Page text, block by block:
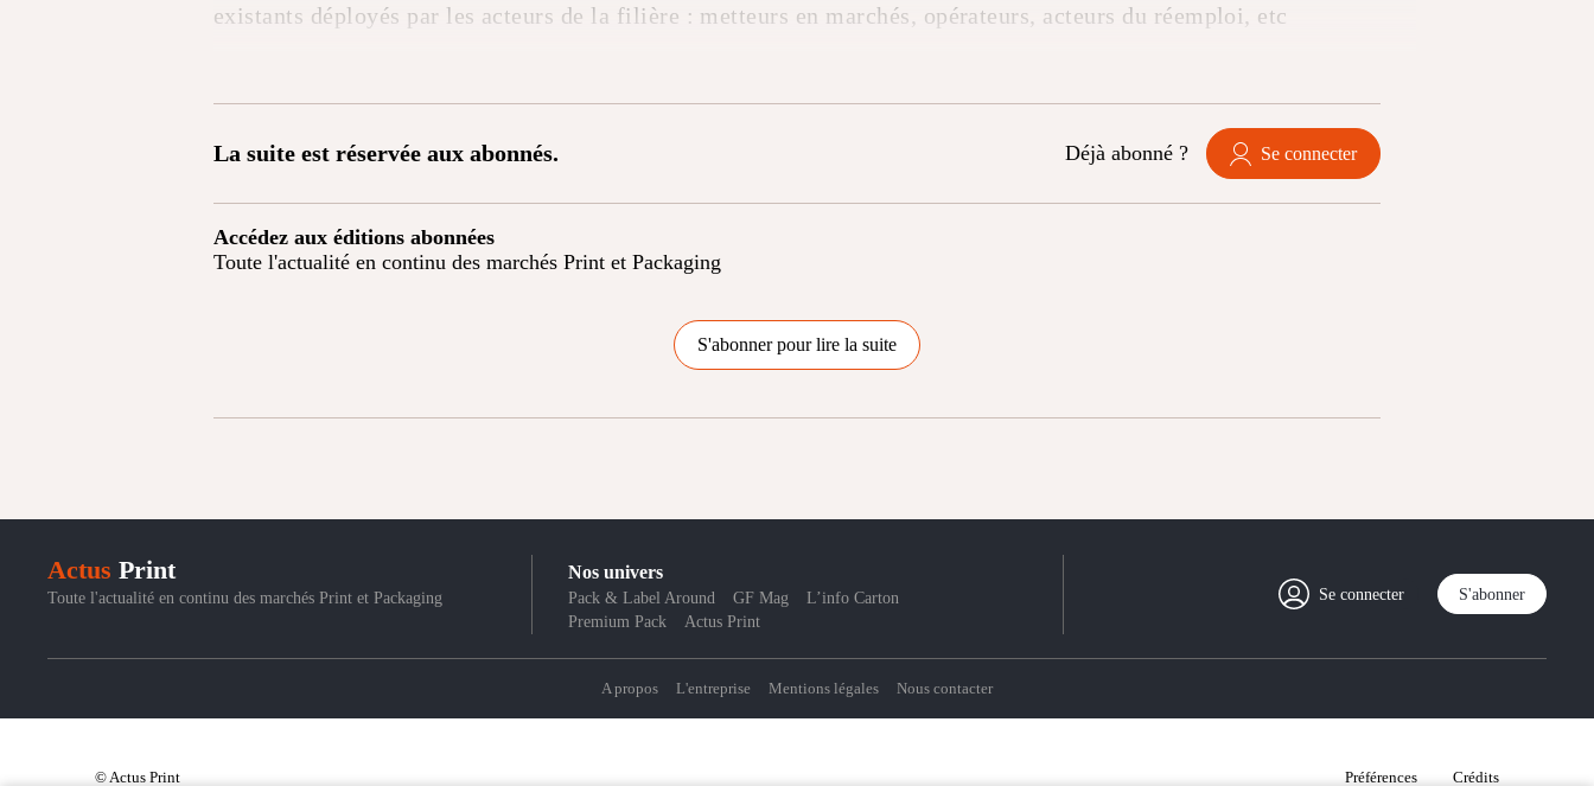
existants déployés par les acteurs de la filière : metteurs en marchés, opérateurs, acteurs du réemploi, etc
La suite est réservée aux abonnés. Déjà abonné ? Se connecter
Accédez aux éditions abonnées
Toute l'actualité en continu des marchés Print et Packaging
S'abonner pour lire la suite
Actus Print
Toute l'actualité en continu des marchés Print et Packaging
Nos univers
Pack & Label Around GF Mag
L’info Carton
Premium Pack
Actus Print
Se connecter S'abonner
A propos L'entreprise Mentions légales Nous contacter
© Actus Print Préférences Crédits